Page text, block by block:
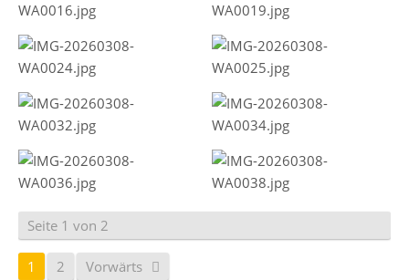
Seite 1 von 2
1 2 Vorwärts